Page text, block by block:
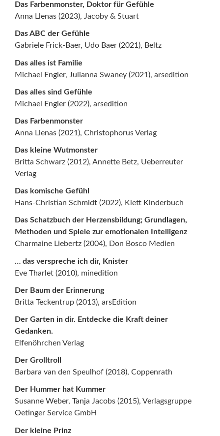
Das Farbenmonster, Doktor für Gefühle
Anna Llenas (2023), Jacoby & Stuart
Das ABC der Gefühle
Gabriele Frick-Baer, Udo Baer (2021), Beltz
Das alles ist Familie
Michael Engler, Julianna Swaney (2021), arsedition
Das alles sind Gefühle
Michael Engler (2022), arsedition
Das Farbenmonster
Anna Llenas (2021), Christophorus Verlag
Das kleine Wutmonster
Britta Schwarz (2012), Annette Betz, Ueberreuter
Verlag
Das komische Gefühl
Hans-Christian Schmidt (2022), Klett Kinderbuch
Das Schatzbuch der Herzensbildung; Grundlagen,
Methoden und Spiele zur emotionalen Intelligenz
Charmaine Liebertz (2004), Don Bosco Medien
… das verspreche ich dir, Knister
Eve Tharlet (2010), minedition
Der Baum der Erinnerung
Britta Teckentrup (2013), arsEdition
Der Garten in dir. Entdecke die Kraft deiner
Gedanken.
Elfenöhrchen Verlag
Der Grolltroll
Barbara van den Speulhof (2018), Coppenrath
Der Hummer hat Kummer
Susanne Weber, Tanja Jacobs (2015), Verlagsgruppe
Oetinger Service GmbH
Der kleine Prinz